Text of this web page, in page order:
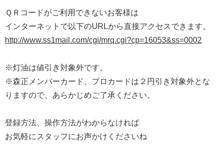
ＱＲコードがご利用できないお客様は
インターネットで以下のURLから直接アクセスできます。
http://www.ss1mail.com/cgi/mrq.cgi?cp=16053&ss=0002
※灯油は値引き対象外です。
※森正メンバーカード、プロカードは２円引き対象外とな
りますので、あらかじめご了承ください。
登録方法、操作方法がわからなければ
お気軽にスタッフにお声かけくださいね